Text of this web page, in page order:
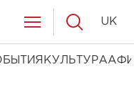
КУЛЬТУРА
UK